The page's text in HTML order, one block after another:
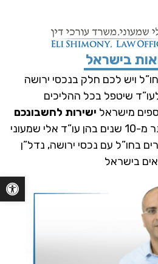
בישראל
ויש לכם חלק בנכסי ירושה
שיטפל בכל ההליכים
מישראל ישירות לחשבונכם
כבר יותר מ-10 שנים בהן עו”ד אלי שמעוני
בחו”ל עם נכסי ירושה, נדל”ן
Open toolbar